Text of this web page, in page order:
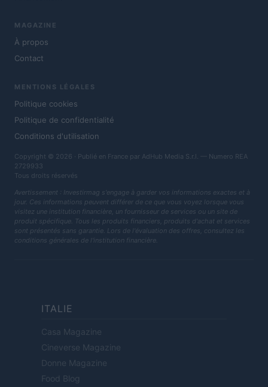
MAGAZINE
À propos
Contact
MENTIONS LÉGALES
Politique cookies
Politique de confidentialité
Conditions d'utilisation
Copyright © 2026 · Publié en France par AdHub Media S.r.l. — Numero REA
2729933
Tous droits réservés
Avertissement : Investirmag s'engage à garder vos informations exactes et à
jour. Ces informations peuvent différer de ce que vous voyez lorsque vous
visitez une institution financière, un fournisseur de services ou un site de
produit spécifique. Tous les produits financiers, produits d'achat et services
sont présentés sans garantie. Lors de l'évaluation des offres, consultez les
conditions générales de l'institution financière.
ITALIE
Casa Magazine
Cineverse Magazine
Donne Magazine
Food Blog